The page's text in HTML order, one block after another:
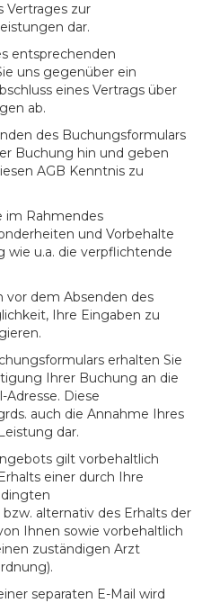
Vertrages zur
dar.
entsprechenden
uns gegenüber ein
eines Vertrags über
ab.
des Buchungsformulars
Buchung hin und geben
AGB Kenntnis zu
Rahmendes
und Vorbehalte
wie u.a. die verpflichtende
dem Absenden des
Ihre Eingaben zu
erhalten Sie
Ihrer Buchung an die
Diese
auch die Annahme Ihres
dar.
gilt vorbehaltlich
einer durch Ihre
alternativ des Erhalts der
Ihnen sowie vorbehaltlich
zuständigen Arzt
separaten E-Mail wird